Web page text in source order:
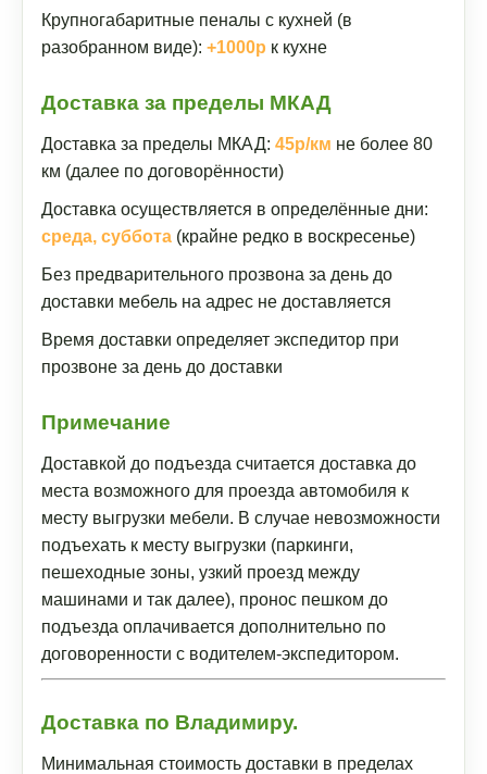
Крупногабаритные пеналы с кухней (в
разобранном виде): +1000р к кухне
Доставка за пределы МКАД
Доставка за пределы МКАД: 45р/км не более 80
км (далее по договорённости)
Доставка осуществляется в определённые дни:
среда, суббота (крайне редко в воскресенье)
Без предварительного прозвона за день до
доставки мебель на адрес не доставляется
Время доставки определяет экспедитор при
прозвоне за день до доставки
Примечание
Доставкой до подъезда считается доставка до
места возможного для проезда автомобиля к
месту выгрузки мебели. В случае невозможности
подъехать к месту выгрузки (паркинги,
пешеходные зоны, узкий проезд между
машинами и так далее), пронос пешком до
подъезда оплачивается дополнительно по
договоренности с водителем-экспедитором.
Доставка по Владимиру.
Минимальная стоимость доставки в пределах